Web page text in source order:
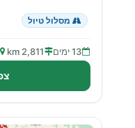
מסלול טיול
13 ימים 2,811 km